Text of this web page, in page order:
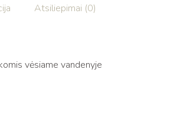
Atsiliepimai (0)
vėsiame vandenyje